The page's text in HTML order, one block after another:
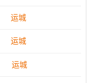
运城
运城
运城